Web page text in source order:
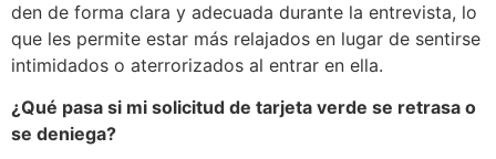
den de forma clara y adecuada durante la entrevista, lo
que les permite estar más relajados en lugar de sentirse
intimidados o aterrorizados al entrar en ella.
¿Qué pasa si mi solicitud de tarjeta verde se retrasa o
se deniega?